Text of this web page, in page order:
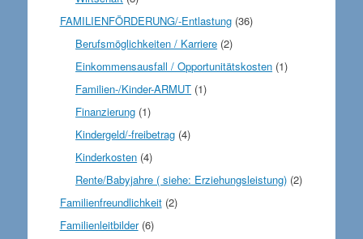
FAMILIENFÖRDERUNG/-Entlastung(36)
Berufsmöglichkeiten / Karriere (2)
Einkommensausfall / Opportunitätskosten (1)
Familien-/Kinder-ARMUT (1)
Finanzierung (1)
Kindergeld/-freibetrag (4)
Kinderkosten (4)
Rente/Babyjahre ( siehe: Erziehungsleistung) (2)
Familienfreundlichkeit(2)
Familienleitbilder(6)